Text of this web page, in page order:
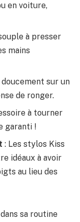
en voiture,
à presser
mains
sur un
de ronger.
à tourner
garanti !
: Les stylos Kiss
idéaux à avoir
au lieu des
sa routine